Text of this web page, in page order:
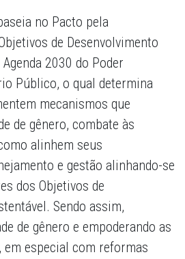
no Pacto pela
de Desenvolvimento
2030 do Poder
Público, o qual determina
mecanismos que
de gênero, combate às
alinhem seus
e gestão alinhando-se
dos Objetivos de
Sendo assim,
de gênero e empoderando as
em especial com reformas